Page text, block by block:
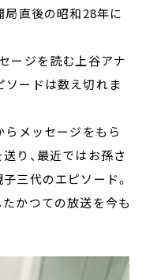
局直後の昭和28年に
ージを読む上谷アナ
ソードは数え切れま
らメッセージをもら
り、最近ではお孫さ
三代のエピソード。
かつての放送を今も